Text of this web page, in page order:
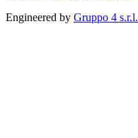
Engineered by Gruppo 4 s.r.l.